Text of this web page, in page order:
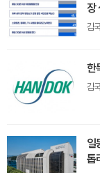
장
김
한
김
일
톱